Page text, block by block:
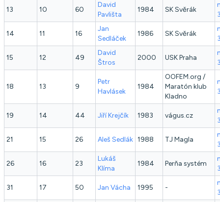
13 10 60
David
Pavlišta
1984 SK Svěrák
14 11 16
Jan
Sedláček
1986 SK Svěrák
15 12 49
David
Štros
2000 USK Praha
18 13 9
Petr
Havlásek
1984
OOFEM.org /
Maratón klub
Kladno
19 14 44 JiříKrejčík 1983 vágus.cz
21 15 26 Aleš Sedlák 1988 TJ Magla
26 16 23
Lukáš
Klíma
1984 Perňa systém
31 17 50 Jan Vácha 1995 -